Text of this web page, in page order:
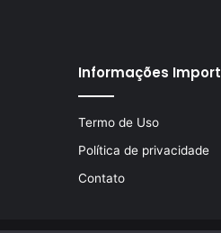
Informações
Termo de Uso
Política de privacidade
Contato